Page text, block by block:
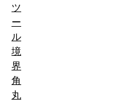
ツ
ー
ル
境
界
角
丸